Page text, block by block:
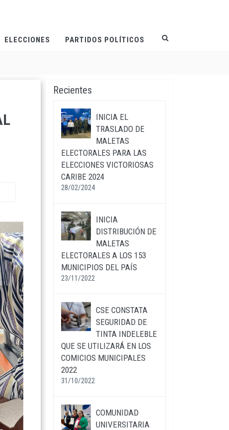
ELECCIONES PARTIDOS POLÍTICOS
Recientes
INICIA EL
TRASLADO DE
MALETAS
ELECTORALES PARA LAS
ELECCIONES VICTORIOSAS
CARIBE 2024
28/02/2024
INICIA
DISTRIBUCIÓN DE
MALETAS
ELECTORALES A LOS 153
MUNICIPIOS DEL PAÍS
23/11/2022
CSE CONSTATA
SEGURIDAD DE
TINTA INDELEBLE
QUE SE UTILIZARÁ EN LOS
COMICIOS MUNICIPALES
2022
31/10/2022
COMUNIDAD
UNIVERSITARIA